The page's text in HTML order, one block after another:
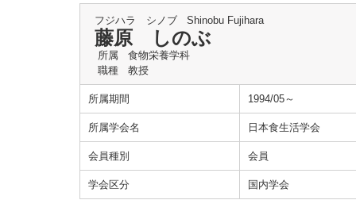
フジハラ シノブ Shinobu Fujihara
藤原 しのぶ
所属
食物栄養学科
職種
教授
所属期間 1994/05～
所属学会名 日本食生活学会
会員種別 会員
学会区分 国内学会